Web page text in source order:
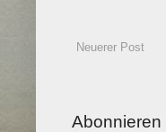
Neuerer Post
Abonnieren